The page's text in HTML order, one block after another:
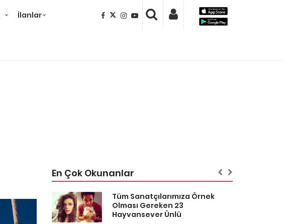
İlanlar
En Çok Okunanlar
Tüm Sanatçılarımıza Örnek
Olması Gereken 23
Hayvansever Ünlü